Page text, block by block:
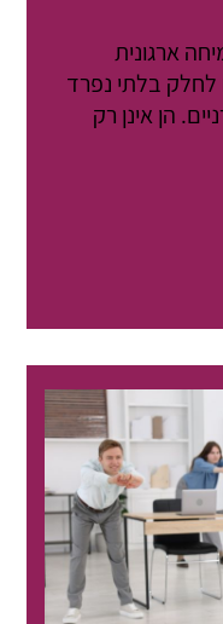
ארגונית
בלתי נפרד
הן אינן רק